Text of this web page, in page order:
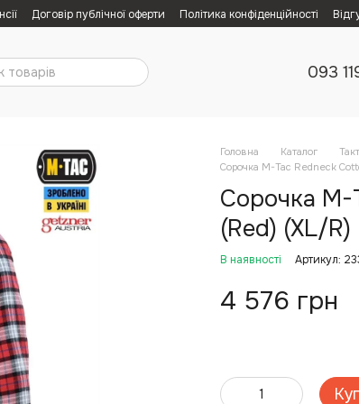
Договір публічної оферти Політика конфіденційності
093
Головна Каталог
Сорочка M-Tac Redneck
Сорочка
(Red) (XL/R)
В наявності Артикул:
4 576 грн